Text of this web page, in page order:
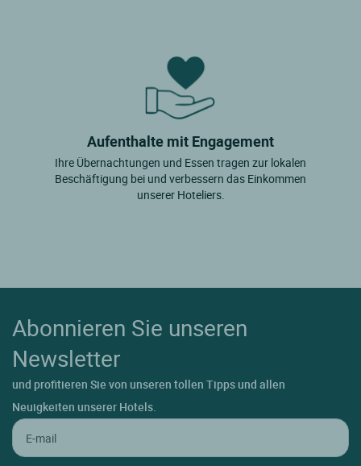
Aufenthalte mit Engagement
Ihre Übernachtungen und Essen tragen zur lokalen
Beschäftigung bei und verbessern das Einkommen
unserer Hoteliers.
Abonnieren Sie unseren
Newsletter
und profitieren Sie von unseren tollen Tipps und allen
Neuigkeiten unserer Hotels.